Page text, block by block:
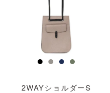
2WAYショルダーS